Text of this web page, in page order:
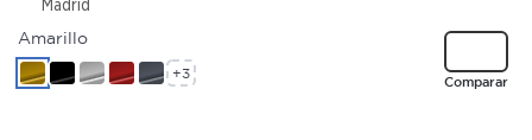
Madrid
Comparar
Amarillo
+3